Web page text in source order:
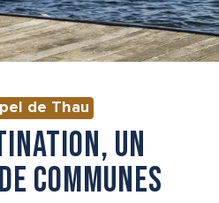
de Thau
UN
COMMUNES